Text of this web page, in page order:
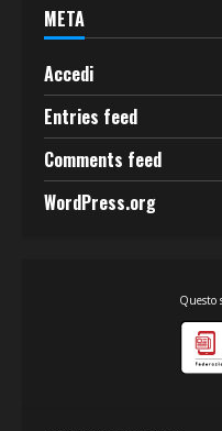
META
Accedi
Entries feed
Comments feed
WordPress.org
Questo